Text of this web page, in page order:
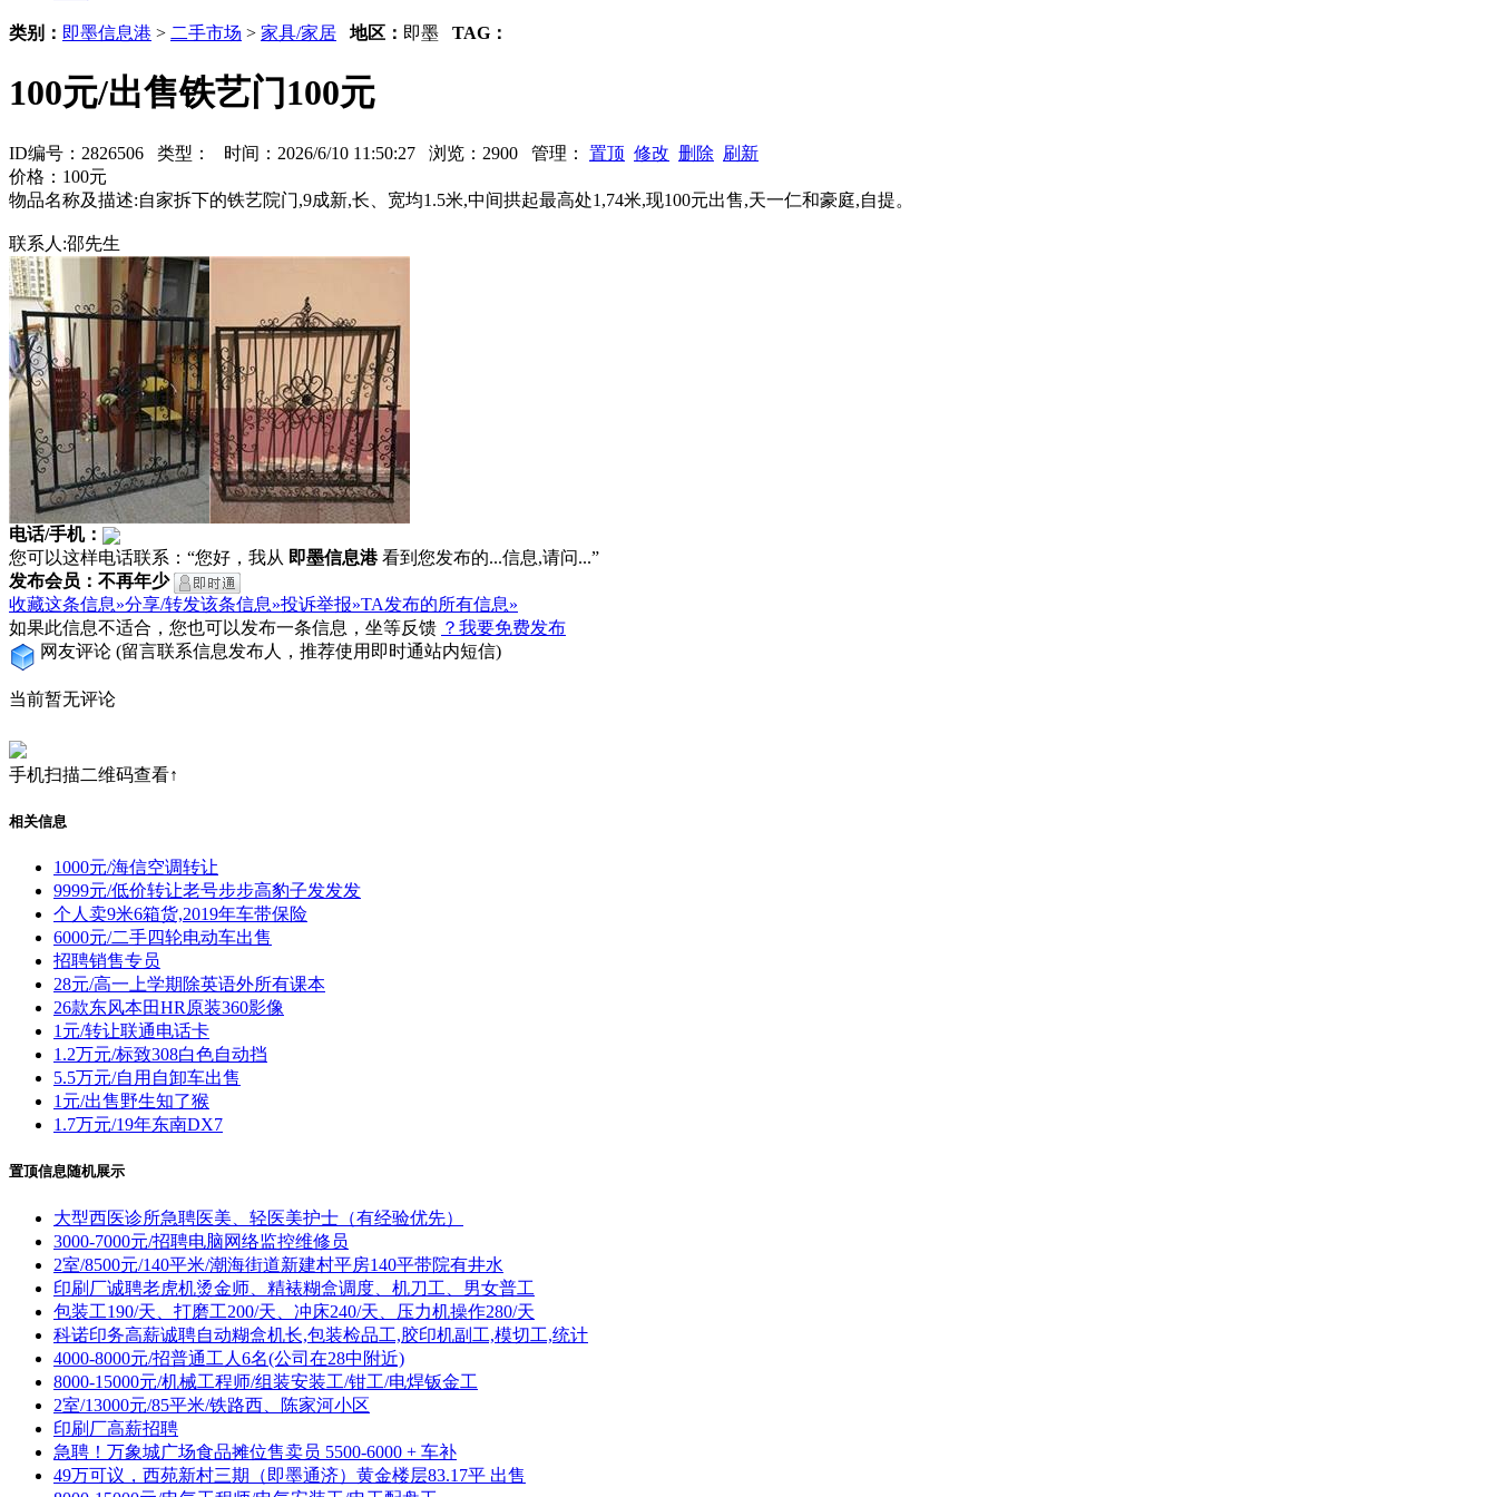
类别： 即墨信息港 > 二手市场 > 家具/家居 地区： 即墨 TAG：
100元/出售铁艺门100元
ID编号：2826506 类型： 时间：2026/6/10 11:50:27 浏览：2900 管理： 置顶 修改 删除 刷新
价格：100元
物品名称及描述:自家拆下的铁艺院门,9成新,长、宽均1.5米,中间拱起最高处1,74米,现100元出售,天一仁和豪庭,自提。
联系人:邵先生
电话/手机：
您可以这样电话联系：“您好，我从 即墨信息港看到您发布的...信息,请问...”
发布会员：不再年少
收藏这条信息»分享/转发该条信息»投诉举报»TA发布的所有信息»
如果此信息不适合，您也可以发布一条信息，坐等反馈 ？我要免费发布
网友评论 (留言联系信息发布人，推荐使用即时通站内短信)
当前暂无评论
手机扫描二维码查看↑
相关信息
1000元/海信空调转让
9999元/低价转让老号步步高豹子发发发
个人卖9米6箱货,2019年车带保险
6000元/二手四轮电动车出售
招聘销售专员
28元/高一上学期除英语外所有课本
26款东风本田HR原装360影像
1元/转让联通电话卡
1.2万元/标致308白色自动挡
5.5万元/自用自卸车出售
1元/出售野生知了猴
1.7万元/19年东南DX7
置顶信息随机展示
大型西医诊所急聘医美、轻医美护士（有经验优先）
3000-7000元/招聘电脑网络监控维修员
2室/8500元/140平米/潮海街道新建村平房140平带院有井水
印刷厂诚聘老虎机烫金师、精裱糊盒调度、机刀工、男女普工
包装工190/天、打磨工200/天、冲床240/天、压力机操作280/天
科诺印务高薪诚聘自动糊盒机长,包装检品工,胶印机副工,模切工,统计
4000-8000元/招普通工人6名(公司在28中附近)
8000-15000元/机械工程师/组装安装工/钳工/电焊钣金工
2室/13000元/85平米/铁路西、陈家河小区
印刷厂高薪招聘
急聘！万象城广场食品摊位售卖员 5500-6000 + 车补
49万可议，西苑新村三期（即墨通济）黄金楼层83.17平 出售